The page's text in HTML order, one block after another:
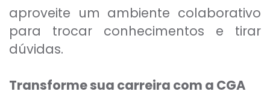
aproveite um ambiente colaborativo
para trocar conhecimentos e tirar
dúvidas.
Transforme sua carreira com a CGA